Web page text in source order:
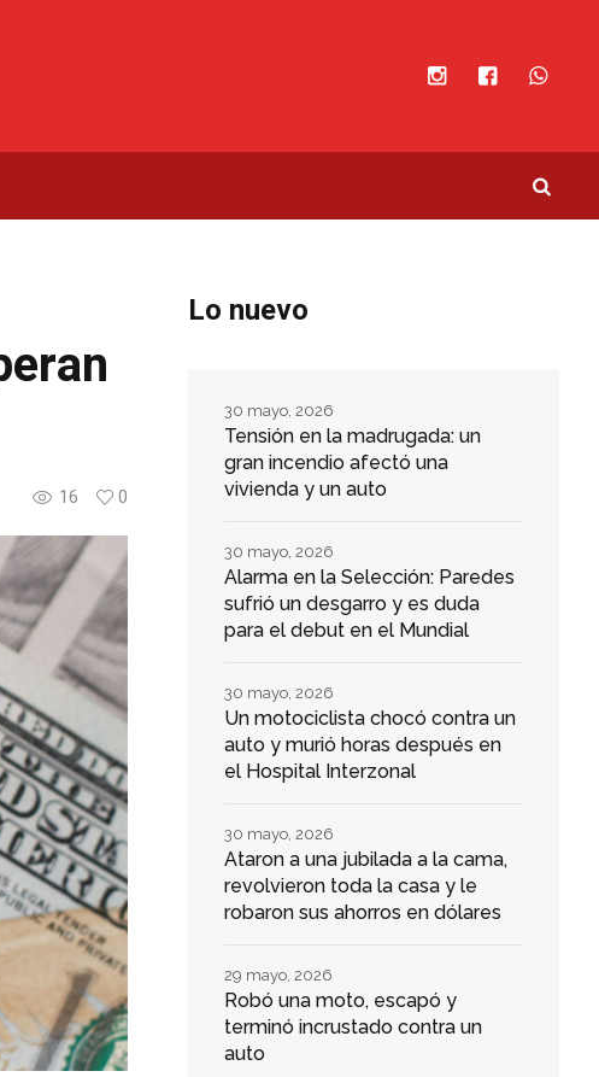
16 0
Lo nuevo
Tensión en la madrugada: un
gran incendio afectó una
vivienda y un auto
30 mayo, 2026
Alarma en la Selección: Paredes
sufrió un desgarro y es duda
para el debut en el Mundial
30 mayo, 2026
Un motociclista chocó contra un
auto y murió horas después en
el Hospital Interzonal
30 mayo, 2026
Ataron a una jubilada a la cama,
revolvieron toda la casa y le
robaron sus ahorros en dólares
30 mayo, 2026
Robó una moto, escapó y
terminó incrustado contra un
auto
29 mayo, 2026